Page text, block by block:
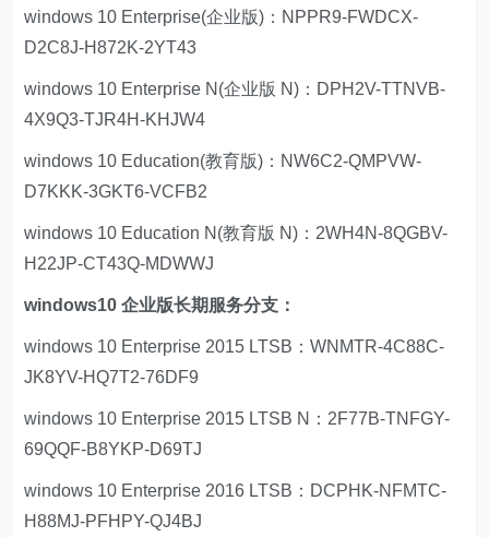
windows 10 Enterprise(企业版)：NPPR9-FWDCX-
D2C8J-H872K-2YT43
windows 10 Enterprise N(企业版 N)：DPH2V-TTNVB-
4X9Q3-TJR4H-KHJW4
windows 10 Education(教育版)：NW6C2-QMPVW-
D7KKK-3GKT6-VCFB2
windows 10 Education N(教育版 N)：2WH4N-8QGBV-
H22JP-CT43Q-MDWWJ
windows10 企业版长期服务分支：
windows 10 Enterprise 2015 LTSB：WNMTR-4C88C-
JK8YV-HQ7T2-76DF9
windows 10 Enterprise 2015 LTSB N：2F77B-TNFGY-
69QQF-B8YKP-D69TJ
windows 10 Enterprise 2016 LTSB：DCPHK-NFMTC-
H88MJ-PFHPY-QJ4BJ